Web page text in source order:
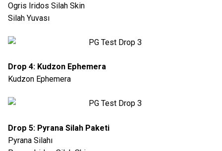
Ogris Iridos Silah Skin
Silah Yuvası
Drop 4: Kudzon Ephemera
Kudzon Ephemera
Drop 5: Pyrana Silah Paketi
Pyrana Silahı